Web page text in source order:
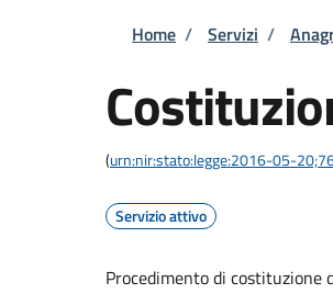
Briciole di
Home / Servizi /
(urn:nir:stato:legge:2016-05-
Servizio attivo
Procedimento di costituzione